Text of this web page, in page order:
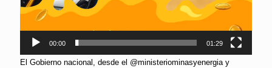
00:00 01:29
El Gobierno nacional, desde el @ministeriominasyenergia y